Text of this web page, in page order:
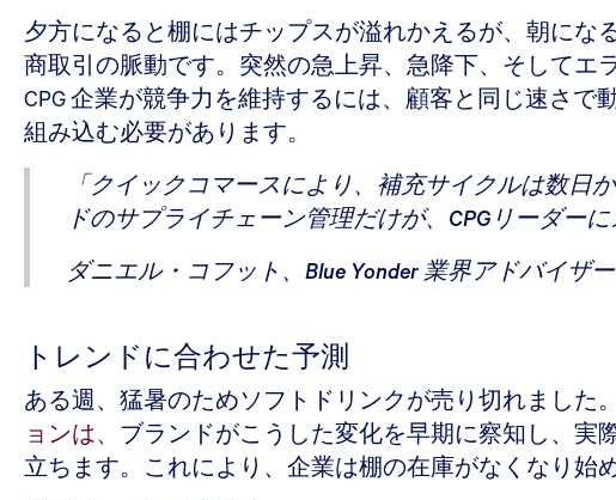
夕方になると棚にはチップスが溢れかえるが、朝に
商取引の脈動です。突然の急上昇、急降下、そしてエ
CPG 企業が競争力を維持するには、顧客と同じ速さ
組み込む必要があります。
「クイックコマースにより、補充サイクルは数
ドのサプライチェーン管理だけが、CPGリーダー
ダニエル・コフット、Blue Yonder 業界アドバイザー
トレンドに合わせた予測
ある週、猛暑のためソフトドリンクが売り切れました
ョンは、 ブランドがこうした変化を早期に察知し、実
立ちます。これにより、企業は棚の在庫がなくなり始